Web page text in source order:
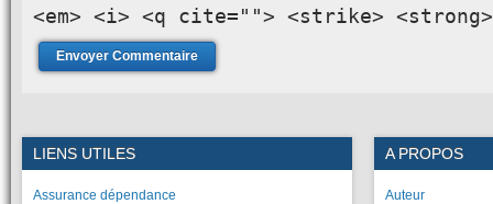
<em> <i> <q cite=""> <strike> <strong>
LIENS UTILES
Assurance dépendance
A PROPOS
Auteur